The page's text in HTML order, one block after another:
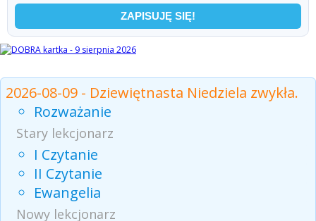
2026-08-09 - Dziewiętnasta Niedziela zwykła.
Rozważanie
Stary lekcjonarz
I Czytanie
II Czytanie
Ewangelia
Nowy lekcjonarz